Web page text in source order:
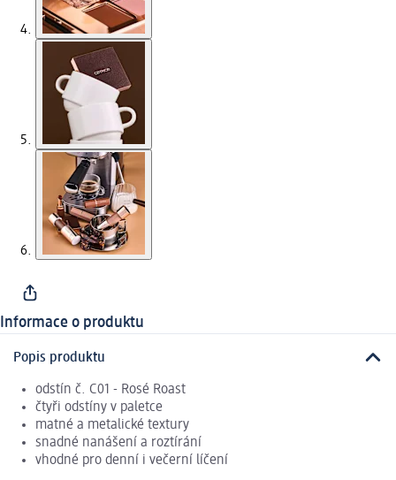
Informace o produktu
Popis produktu
odstín č. C01 - Rosé Roast
čtyři odstíny v paletce
matné a metalické textury
snadné nanášení a roztírání
vhodné pro denní i večerní líčení